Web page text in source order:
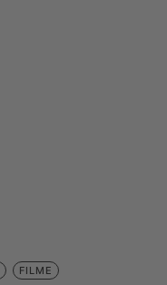
FILME